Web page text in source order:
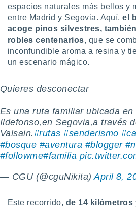
únicos
similares
como
este sitio
IP
de
traten tus
interés
espacios naturales más bellos y
entre Madrid y Segovia. Aquí,el
acoge pinos silvestres,
robles centenarios, que se
inconfundible aroma a resina y
un escenario mágico.
Quieres desconectar
Es una ruta familiar ubicada
Ildefonso,en Segovia,a través
Valsain.#rutas #senderismo
#bosque #aventura #blogger
#followme#familia
— CGU (@cguNikita)April 8,
Este recorrido, de 14